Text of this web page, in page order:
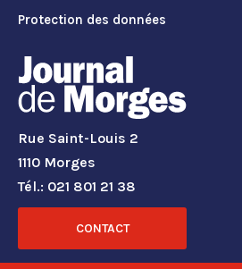
Protection des données
Rue Saint-Louis 2
1110 Morges
Tél.: 021 801 21 38
CONTACT